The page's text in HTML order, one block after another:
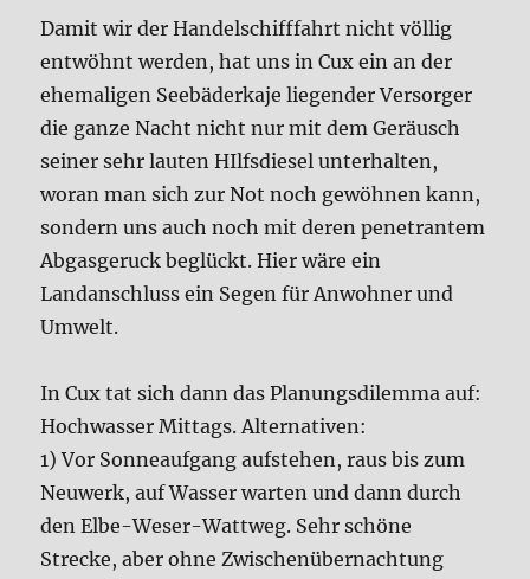
Damit wir der Handelschifffahrt nicht völlig
entwöhnt werden, hat uns in Cux ein an der
ehemaligen Seebäderkaje liegender Versorger
die ganze Nacht nicht nur mit dem Geräusch
seiner sehr lauten HIlfsdiesel unterhalten,
woran man sich zur Not noch gewöhnen kann,
sondern uns auch noch mit deren penetrantem
Abgasgeruck beglückt. Hier wäre ein
Landanschluss ein Segen für Anwohner und
Umwelt.
In Cux tat sich dann das Planungsdilemma auf:
Hochwasser Mittags. Alternativen:
1) Vor Sonneaufgang aufstehen, raus bis zum
Neuwerk, auf Wasser warten und dann durch
den Elbe-Weser-Wattweg. Sehr schöne
Strecke, aber ohne Zwischenübernachtung